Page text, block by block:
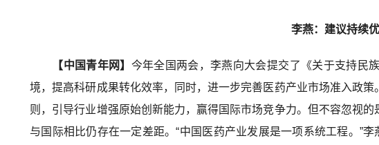
李燕：建议持续
【中国青年网】 今年全国两会，李燕向大会提交了《关于支持民
境，提高科研成果转化效率，同时，进一步完善医药产业市场准入政
则，引导行业增强原始创新能力，赢得国际市场竞争力。但不容忽视
与国际相比仍存在一定差距。“中国医药产业发展是一项系统工程。”